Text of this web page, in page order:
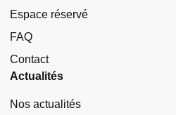
Espace réservé
FAQ
Contact
Actualités
Nos actualités